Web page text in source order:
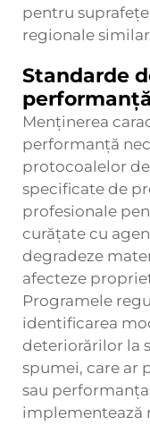
pentru
regionale
Standarde
Menținerea
performanță
protocoalelor
specificate de
profesionale
curățate cu
degradeze
afecteze
Programele
identificarea
deteriorărilor la
spumei, care ar
sau
implementează